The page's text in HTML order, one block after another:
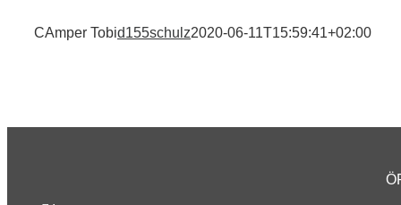
CAmper Tobid155schulz2020-06-11T15:59:41+02:00